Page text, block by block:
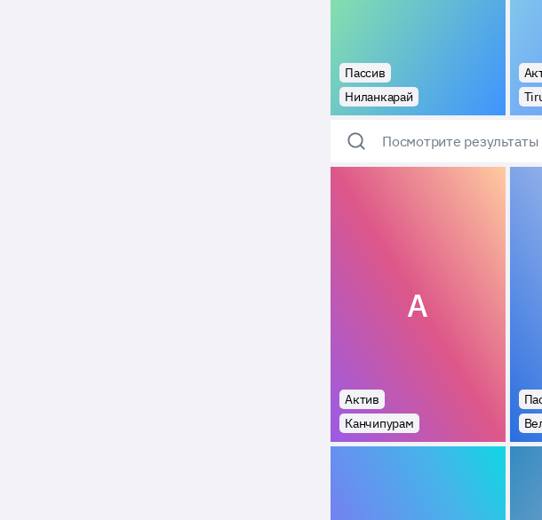
Пассив
Ниланкарай
Посмотрите
A
Актив
Канчипурам